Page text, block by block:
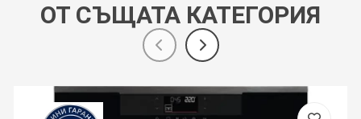
ОТ СЪЩАТА КАТЕГОРИЯ